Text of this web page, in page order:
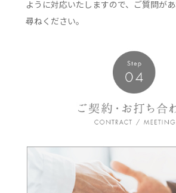
ように対応いたしますので、ご質問が
尋ねください。